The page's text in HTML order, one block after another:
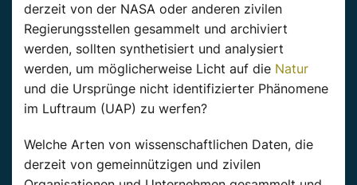
derzeit von der NASA oder anderen zivilen
Regierungsstellen gesammelt und archiviert
werden, sollten synthetisiert und analysiert
werden, um möglicherweise Licht auf die Natur
und die Ursprünge nicht identifizierter Phänomene
im Luftraum (UAP) zu werfen?
Welche Arten von wissenschaftlichen Daten, die
derzeit von gemeinnützigen und zivilen